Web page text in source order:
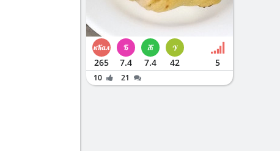
265 7.4 7.4 42 5
10 21